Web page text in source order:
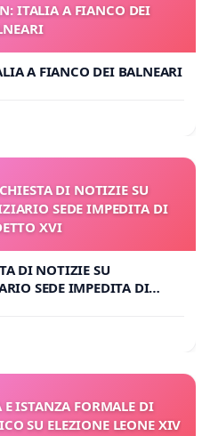
ITALIA A FIANCO DEI
A FIANCO DEI BALNEARI
DI NOTIZIE SU
SEDE IMPEDITA DI
XVI
DI NOTIZIE SU
SEDE IMPEDITA DI
ISTANZA FORMALE DI
SU ELEZIONE LEONE XIV